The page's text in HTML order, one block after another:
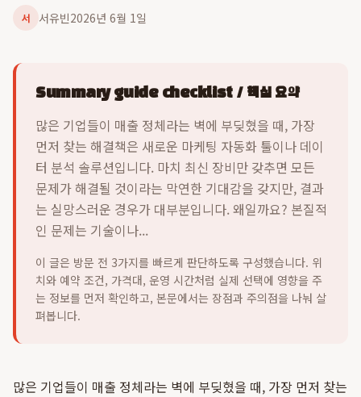
서 서유빈2026년 6월 1일
Summary guide checklist / 핵심 요약
많은 기업들이 매출 정체라는 벽에 부딪혔을 때, 가장
먼저 찾는 해결책은 새로운 마케팅 자동화 툴이나 데이
터 분석 솔루션입니다. 마치 최신 장비만 갖추면 모든
문제가 해결될 것이라는 막연한 기대감을 갖지만, 결과
는 실망스러운 경우가 대부분입니다. 왜일까요? 본질적
인 문제는 기술이나...
이 글은 방문 전 3가지를 빠르게 판단하도록 구성했습니다. 위
치와 예약 조건, 가격대, 운영 시간처럼 실제 선택에 영향을 주
는 정보를 먼저 확인하고, 본문에서는 장점과 주의점을 나눠 살
펴봅니다.
많은 기업들이 매출 정체라는 벽에 부딪혔을 때, 가장 먼저 찾는